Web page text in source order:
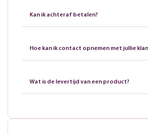
Kan ik achteraf betalen?
Hoe kan ik contact opnemen met jullie
Wat is de levertijd van een product?